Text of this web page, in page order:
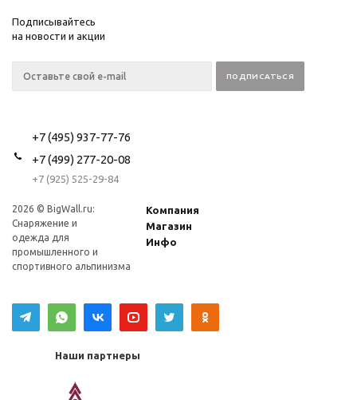
Подписывайтесь
на новости и акции
+7 (495) 937-77-76
+7 (499) 277-20-08
+7 (925) 525-29-84
2026 © BigWall.ru:
Снаряжение и
одежда для
промышленного и
спортивного альпинизма
Компания
Магазин
Инфо
Наши партнеры